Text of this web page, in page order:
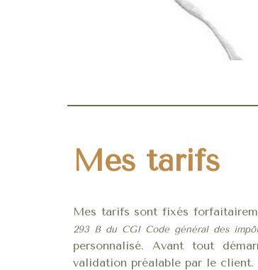
Mes tarifs
Mes tarifs sont fixés
293 B du CGI Code général des
personnalisé. Avant tout
validation préalable par le client.